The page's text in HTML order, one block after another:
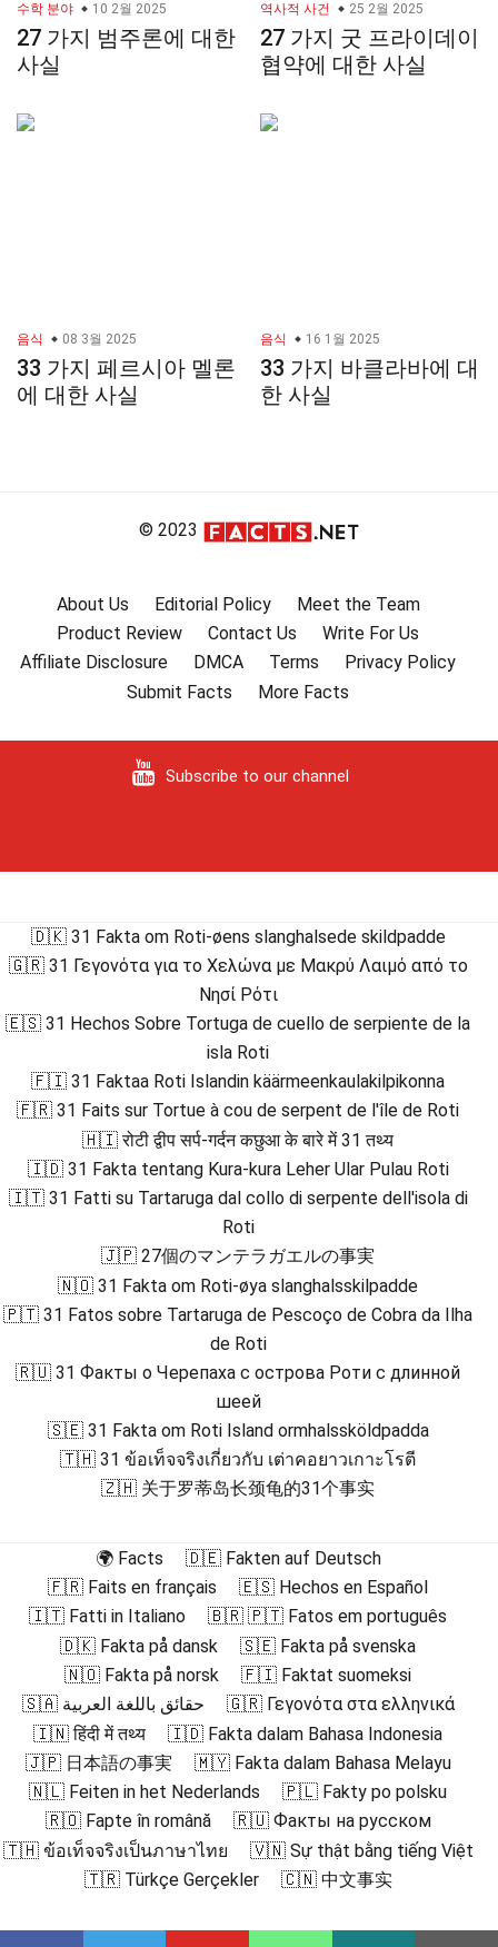
수학 분야 10 2월 2025
27 가지 범주론에 대한
사실
역사적 사건 25 2월 2025
27 가지 굿 프라이데이
협약에 대한 사실
음식 08 3월 2025
33 가지 페르시아 멜론
에 대한 사실
음식 16 1월 2025
33 가지 바클라바에 대
한 사실
© 2023
About Us Editorial Policy
Meet the Team
Product Review
Contact Us
Write For Us
Affiliate Disclosure
DMCA Terms
Privacy Policy
Submit Facts
More Facts
Subscribe to our channel
🇩🇰 31 Fakta om Roti-øens slanghalsede skildpadde
🇬🇷 31 Γεγονότα για το Χελώνα με Μακρύ Λαιμό από το
Νησί Ρότι
🇪🇸 31 Hechos Sobre Tortuga de cuello de serpiente de la
isla Roti
🇫🇮 31 Faktaa Roti Islandin käärmeenkaulakilpikonna
🇫🇷 31 Faits sur Tortue à cou de serpent de l'île de Roti
🇭🇮 रोटी द्वीप सर्प-गर्दन कछुआ के बारे में 31 तथ्य
🇮🇩 31 Fakta tentang Kura-kura Leher Ular Pulau Roti
🇮🇹 31 Fatti su Tartaruga dal collo di serpente dell'isola di
Roti
🇯🇵 27個のマンテラガエルの事実
🇳🇴 31 Fakta om Roti-øya slanghalsskilpadde
🇵🇹 31 Fatos sobre Tartaruga de Pescoço de Cobra da Ilha
de Roti
🇷🇺 31 Факты о Черепаха с острова Роти с длинной
шеей
🇸🇪 31 Fakta om Roti Island ormhalssköldpadda
🇹🇭 31 ข้อเท็จจริงเกี่ยวกับ เต่าคอยาวเกาะโรตี
🇿🇭 关于罗蒂岛长颈龟的31个事实
🌍 Facts
🇩🇪 Fakten auf Deutsch
🇫🇷 Faits en français
🇪🇸 Hechos en Español
🇮🇹 Fatti in Italiano
🇧🇷 🇵🇹 Fatos em português
🇩🇰 Fakta på dansk
🇸🇪 Fakta på svenska
🇳🇴 Fakta på norsk
🇫🇮 Faktat suomeksi
🇸🇦 حقائق باللغة العربية
🇬🇷 Γεγονότα στα ελληνικά
🇮🇳 हिंदी में तथ्य
🇮🇩 Fakta dalam Bahasa Indonesia
🇯🇵 日本語の事実
🇲🇾 Fakta dalam Bahasa Melayu
🇳🇱 Feiten in het Nederlands
🇵🇱 Fakty po polsku
🇷🇴 Fapte în română
🇷🇺 Факты на русском
🇹🇭 ข้อเท็จจริงเป็นภาษาไทย
🇻🇳 Sự thật bằng tiếng Việt
🇹🇷 Türkçe Gerçekler
🇨🇳 中文事实